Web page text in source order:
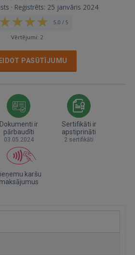
· Reģistrēts: 25 janvāris 2024
5,0 / 5
Vērtējumi: 2
PASŪTĪJUMU
Dokumenti ir
pārbaudīti
03.05.2024
Sertifikāti ir
apstiprināti
2 sertifikāti
karšu
maksājumus